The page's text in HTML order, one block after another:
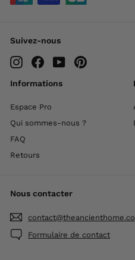
Suivez-nous
InstagramFacebookYouTube
Informations
Espace Pro
Qui sommes-nous ?
FAQ
Retours
Nous contacter
Formulaire de contact